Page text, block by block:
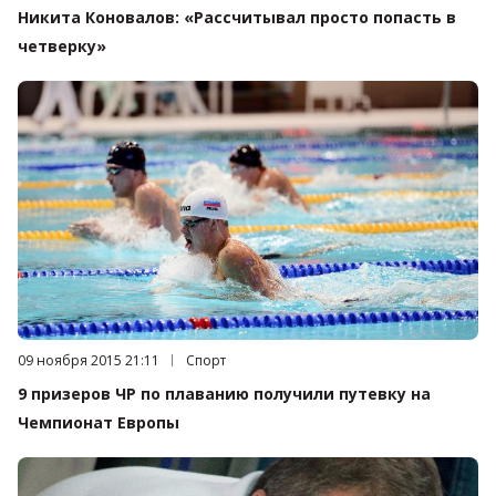
Никита Коновалов: «Рассчитывал просто попасть в
четверку»
Дата публикации:
09 ноября 2015 21:11 Категория:
Спорт
9 призеров ЧР по плаванию получили путевку на
Чемпионат Европы